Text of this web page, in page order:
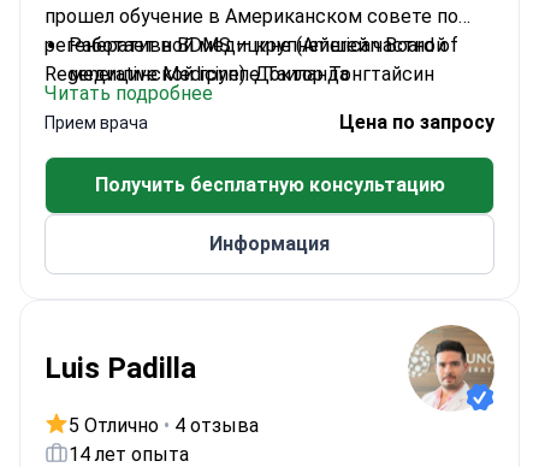
прошел обучение в Американском совете по
регенеративной медицине (American Board of
Regenerative Medicine). Доктор Тонгтайсин
возглавляет исследования стволовых клеток в
клинике Vega.
Работает в BDMS — крупнейшей частной
медицинской группе Таиланда
Проводит экспертные консультации в
области регенеративной медицины
Прошел подготовку по радиологии в
госпитале Тхаммасат
Специализируется на антивозрастной терапии
и инновационных методах лечения
Читать подробнее
Прием врача Цена по запросу
Получить бесплатную консультацию
Информация
Luis Padilla
5 Отлично • 4 отзыва
14 лет опыта